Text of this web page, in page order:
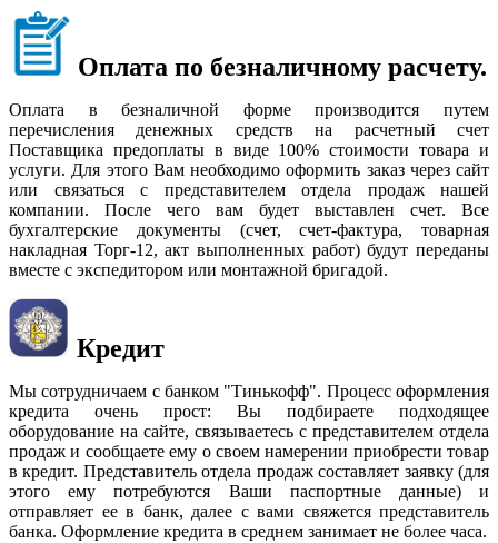
Оплата по безналичному расчету.
Оплата в безналичной форме производится путем
перечисления денежных средств на расчетный счет
Поставщика предоплаты в виде 100% стоимости товара и
услуги. Для этого Вам необходимо оформить заказ через сайт
или связаться с представителем отдела продаж нашей
компании. После чего вам будет выставлен счет. Все
бухгалтерские документы (счет, счет-фактура, товарная
накладная Торг-12, акт выполненных работ) будут переданы
вместе с экспедитором или монтажной бригадой.
Кредит
Мы сотрудничаем с банком "Тинькофф". Процесс оформления
кредита очень прост: Вы подбираете подходящее
оборудование на сайте, связываетесь с представителем отдела
продаж и сообщаете ему о своем намерении приобрести товар
в кредит. Представитель отдела продаж составляет заявку (для
этого ему потребуются Ваши паспортные данные) и
отправляет ее в банк, далее с вами свяжется представитель
банка. Оформление кредита в среднем занимает не более часа.